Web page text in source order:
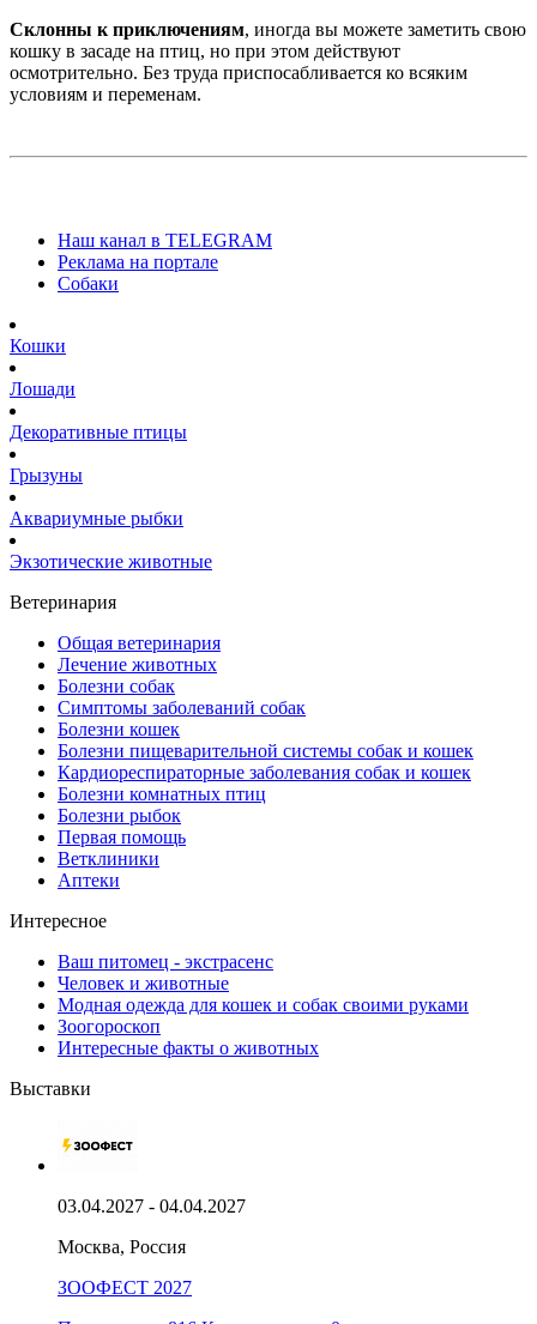
Склонны к приключениям, иногда вы можете заметить свою
кошку в засаде на птиц, но при этом действуют
осмотрительно. Без труда приспосабливается ко всяким
условиям и переменам.
Наш канал в TELEGRAM
Реклама на портале
Собаки
Кошки
Лошади
Декоративные птицы
Грызуны
Аквариумные рыбки
Экзотические животные
Ветеринария
Общая ветеринария
Лечение животных
Болезни собак
Симптомы заболеваний собак
Болезни кошек
Болезни пищеварительной системы собак и кошек
Кардиореспираторные заболевания собак и кошек
Болезни комнатных птиц
Болезни рыбок
Первая помощь
Ветклиники
Аптеки
Интересное
Ваш питомец - экстрасенс
Человек и животные
Модная одежда для кошек и собак своими руками
Зоогороскоп
Интересные факты о животных
Выставки
03.04.2027 - 04.04.2027
Москва, Россия
ЗООФЕСТ 2027